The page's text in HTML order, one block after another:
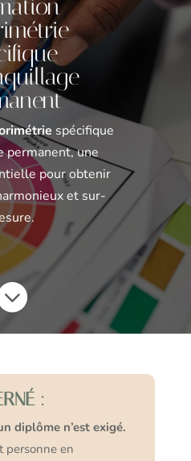
spécifique
permanent, une
pour obtenir
et sur-
:
diplôme n’est exigé.
personne en